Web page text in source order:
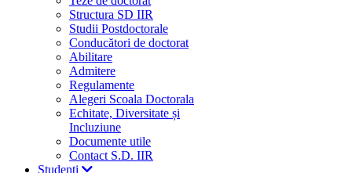
Structura SD IIR
Studii Postdoctorale
Conducători de doctorat
Abilitare
Admitere
Regulamente
Alegeri Scoala Doctorala
Echitate, Diversitate și
Incluziune
Documente utile
Contact S.D. IIR
Studenți